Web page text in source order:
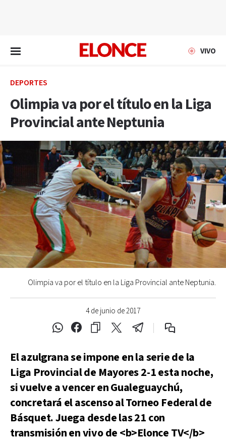
VIVO
DEPORTES
Olimpia va por el título en la Liga
Provincial ante Neptunia
4 de junio de 2017
Olimpia va por el título en la Liga Provincial ante Neptunia.
El azulgrana se impone en la serie de la
Liga Provincial de Mayores 2-1 esta noche,
si vuelve a vencer en Gualeguaychú,
concretará el ascenso al Torneo Federal de
Básquet. Juega desde las 21 con
transmisión en vivo de <b>Elonce TV</b>